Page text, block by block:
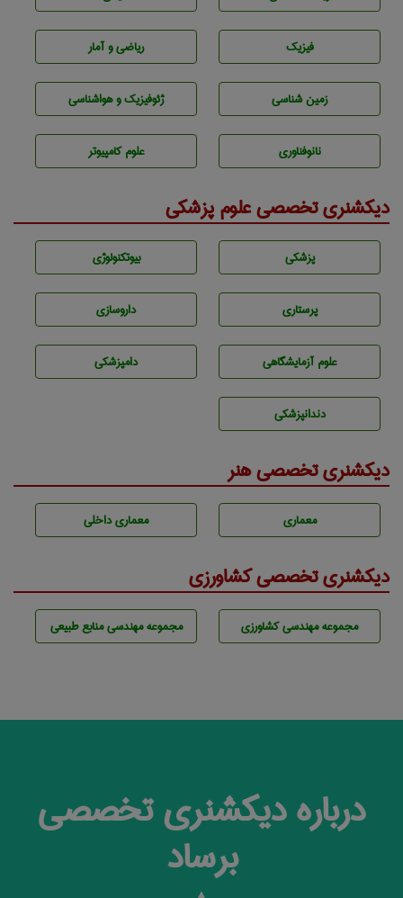
فیزیک ریاضی و آمار
زمين شناسی ژئوفيزيك و هواشناسی
نانوفناوری علوم کامپیوتر
دیکشنری تخصصی علوم پزشکی
پزشكی بيوتكنولوژی
پرستاری داروسازی
علوم آزمايشگاهی دامپزشكی
دندانپزشكی
دیکشنری تخصصی هنر
معماری معماری داخلی
دیکشنری تخصصی کشاورزی
مجموعه مهندسی كشاورزی مجموعه مهندسی منابع طبيعی
درباره دیکشنری تخصصی
برساد